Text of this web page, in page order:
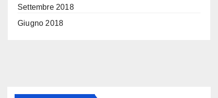
Settembre 2018
Giugno 2018